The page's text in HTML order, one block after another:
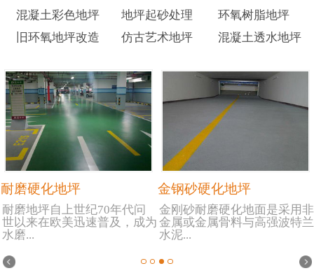
混凝土彩色地坪
地坪起砂处理
环氧树脂地坪
旧环氧地坪改造
仿古艺术地坪 混凝土透水地坪
耐磨硬化地坪
耐磨地坪自上世纪70年代问
世以来在欧美迅速普及，成为
水磨...
金钢砂硬化地坪
金刚砂耐磨硬化地面是采用非
金属或金属骨料与高强波特兰
水泥...